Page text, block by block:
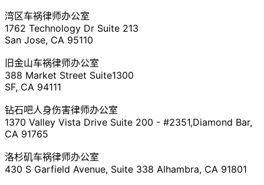
湾区车祸律师办公室
1762 Technology Dr Suite 213
San Jose, CA 95110
旧金山车祸律师办公室
388 Market Street Suite1300
SF, CA 94111
钻石吧人身伤害律师办公室
1370 Valley Vista Drive Suite 200 - #2351,Diamond Bar,
CA 91765
洛杉矶车祸律师办公室
430 S Garfield Avenue, Suite 338 Alhambra, CA 91801